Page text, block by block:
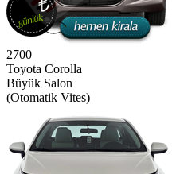
2700
Toyota Corolla
Büyük Salon
(Otomatik Vites)